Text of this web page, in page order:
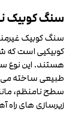
سنگ کوبیک
سنگ کوبیک
کوبیکیی است که
هستند. این نوع
طبیعی ساخته
سطح نامنظم،
زیرسازی های راه